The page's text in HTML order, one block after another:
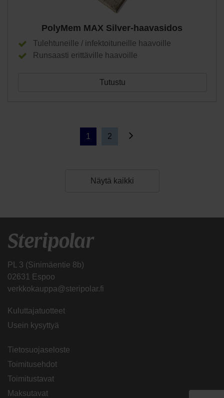
PolyMem MAX Silver-haavasidos
Tulehtuneille / infektoituneille haavoille
Runsaasti erittäville haavoille
Tutustu
1 2
Näytä kaikki
PL 3 (Sinimäentie 8b)
02631 Espoo
verkkokauppa@steripolar.fi
Kuluttajatuotteet
Usein kysyttyä
Tietosuojaseloste
Toimitusehdot
Toimitustavat
Maksutavat